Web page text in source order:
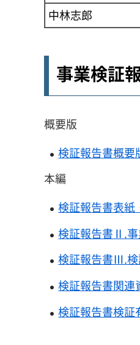
中林志郎
事業検証
概要版
検証報告書概要
本編
検証報告書表紙
検証報告書Ⅱ.事
検証報告書Ⅲ.検
検証報告書関連
検証報告書検証